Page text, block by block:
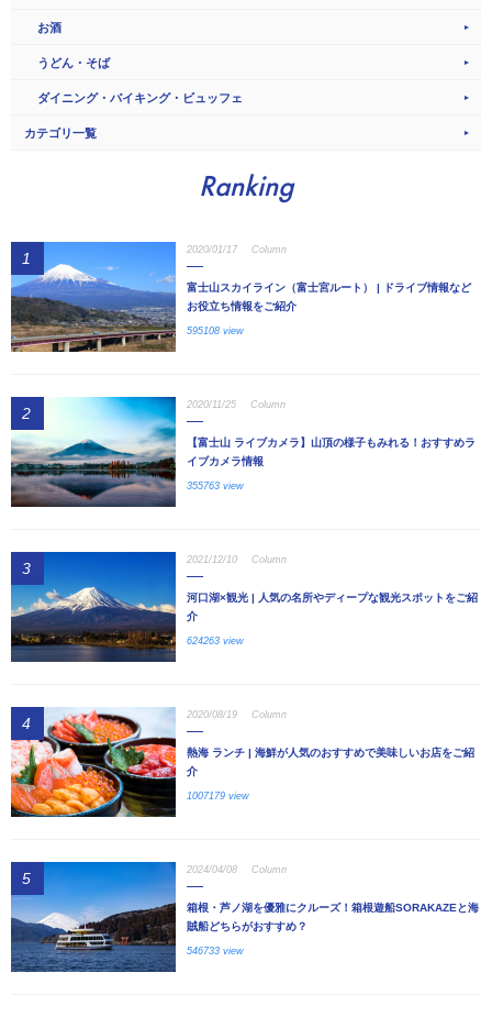
お酒
うどん・そば
ダイニング・バイキング・ビュッフェ
カテゴリ一覧
Ranking
1 2020/01/17 Column
富士山スカイライン（富士宮ルート） | ドライブ情報など
お役立ち情報をご紹介
595108 view
2 2020/11/25 Column
【富士山 ライブカメラ】山頂の様子もみれる！おすすめラ
イブカメラ情報
355763 view
3 2021/12/10 Column
河口湖×観光 | 人気の名所やディープな観光スポットをご紹
介
624263 view
4 2020/08/19 Column
熱海 ランチ | 海鮮が人気のおすすめで美味しいお店をご紹
介
1007179 view
5 2024/04/08 Column
箱根・芦ノ湖を優雅にクルーズ！箱根遊船SORAKAZEと海
賊船どちらがおすすめ？
546733 view